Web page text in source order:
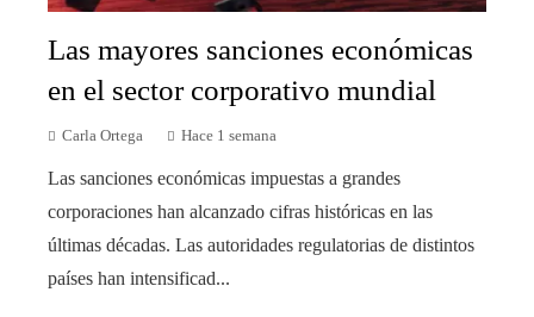
Las mayores sanciones económicas
en el sector corporativo mundial
Carla Ortega Hace 1 semana
Las sanciones económicas impuestas a grandes
corporaciones han alcanzado cifras históricas en las
últimas décadas. Las autoridades regulatorias de distintos
países han intensificad...